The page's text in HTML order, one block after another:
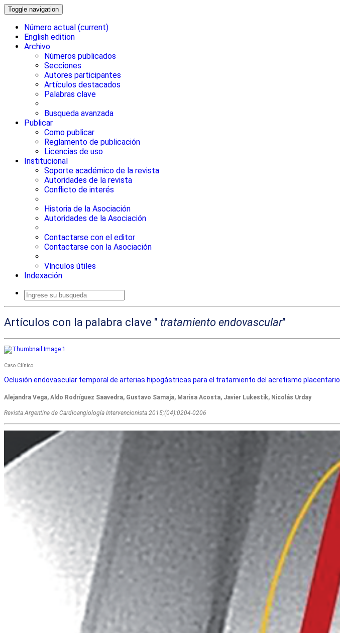
Toggle navigation
Número actual (current)
English edition
Archivo
Números publicados
Secciones
Autores participantes
Artículos destacados
Palabras clave
Busqueda avanzada
Publicar
Como publicar
Reglamento de publicación
Licencias de uso
Institucional
Soporte académico de la revista
Autoridades de la revista
Conflicto de interés
Historia de la Asociación
Autoridades de la Asociación
Contactarse con el editor
Contactarse con la Asociación
Vínculos útiles
Indexación
Artículos con la palabra clave " tratamiento endovascular"
Caso Clínico
Oclusión endovascular temporal de arterias hipogástricas para el tratamiento del acretismo placentario
Alejandra Vega, Aldo Rodríguez Saavedra, Gustavo Samaja, Marisa Acosta, Javier Lukestik, Nicolás Urday
Revista Argentina de Cardioangiologí­a Intervencionista 2015;(04):0204-0206